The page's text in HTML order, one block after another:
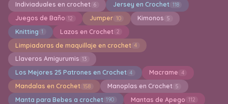
Indiviaduales en crochet 6 Jersey en Crochet 118
Juegos de Baño 12 Jumper 10 Kimonos 5
Knitting 1 Lazos en Crochet 2
Limpiadoras de maquillaje en crochet 4
Llaveros Amigurumis 13
Los Mejores 25 Patrones en Crochet 4 Macrame 4
Mandalas en Crochet 158 Manoplas en Crochet 5
Manta para Bebes a crochet 190 Mantas de Apego 112